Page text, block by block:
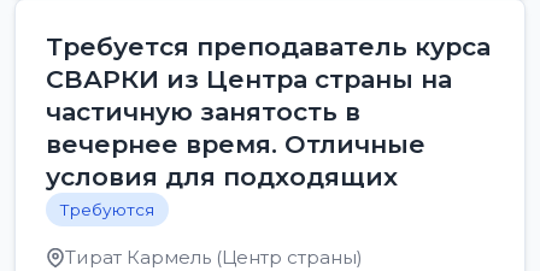
Требуется преподаватель курса
СВАРКИ из Центра страны на
частичную занятость в
вечернее время. Отличные
условия для подходящих
Требуются
Тират Кармель (Центр страны)